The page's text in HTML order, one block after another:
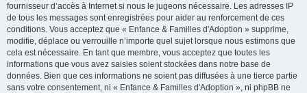
fournisseur d’accès à Internet si nous le jugeons nécessaire. Les adresses IP
de tous les messages sont enregistrées pour aider au renforcement de ces
conditions. Vous acceptez que « Enfance & Familles d'Adoption » supprime,
modifie, déplace ou verrouille n’importe quel sujet lorsque nous estimons que
cela est nécessaire. En tant que membre, vous acceptez que toutes les
informations que vous avez saisies soient stockées dans notre base de
données. Bien que ces informations ne soient pas diffusées à une tierce partie
sans votre consentement, ni « Enfance & Familles d'Adoption », ni phpBB ne